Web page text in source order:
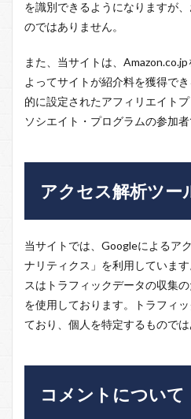
を識別できるようになりますが
のではありません。
また、当サイトは、
よってサイトが紹介料を獲得で
的に設定されたアフィリエイト
ソシエイト・プログラムの参加者
アクセス解析ツー
当サイトでは、Googleによるア
ナリティクス」を利用していま
スはトラフィックデータの収集
を使用しております。トラフィ
ており、個人を特定するものでは
コメントについて